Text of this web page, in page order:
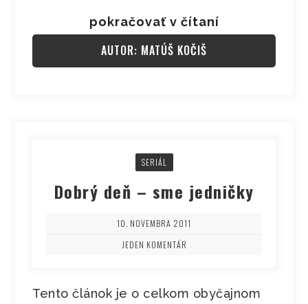
pokračovať v čítaní
AUTOR: MATÚŠ KOČIŠ
SERIÁL
Dobrý deň – sme jedničky
10. NOVEMBRA 2011
JEDEN KOMENTÁR
Tento článok je o celkom obyčajnom